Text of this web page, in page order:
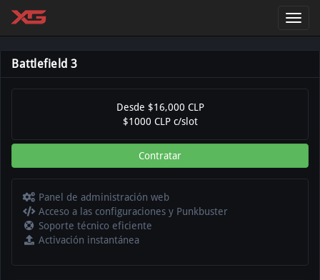
Battlefield 3
Desde $16,000 CLP
$1000 CLP c/slot
Contratar
Panel de administración web
Acceso a las configuraciones y Punkbuster
Soporte técnico eficiente
Activación instantánea